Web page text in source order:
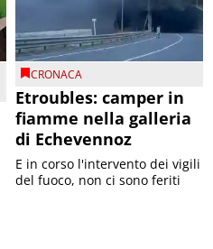
CRONACA
Etroubles: camper in
fiamme nella galleria
di Echevennoz
E in corso l'intervento dei vigili
del fuoco, non ci sono feriti